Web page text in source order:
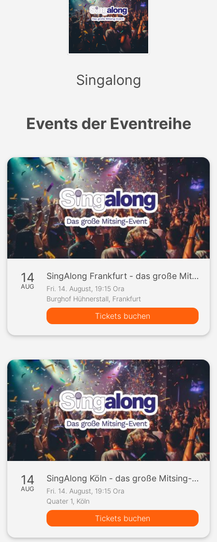
Achtung: Die Plätze sind begrenzt - sichere dir
rechtzeitig deinen Platz bei diesem einzigartigen
Mitsing-Event.
Jetzt anmelden und dabei sein:www.singalong.de
Singalong
Events der Eventreihe
14
AUG
SingAlong Frankfurt - das große Mitsing-Event
Fri. 14. August, 19:15 Ora
Burghof Hühnerstall, Frankfurt
Tickets buchen
14
AUG
SingAlong Köln - das große Mitsing-Event
Fri. 14. August, 19:15 Ora
Quater 1, Köln
Tickets buchen